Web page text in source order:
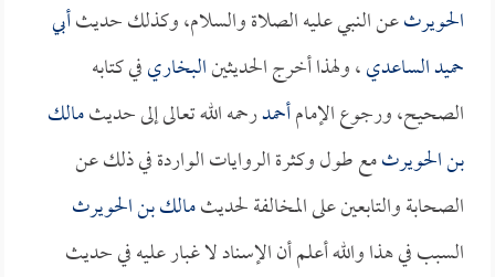
الحويرثعن النبي عليه الصلاة والسلام، وكذلك حديثأبي
حميد الساعدي، ولهذا أخرج الحديثينالبخاريفي كتابه
الصحيح، ورجوع الإمامأحمدرحمه الله تعالى إلى حديثمالك
بن الحويرثمع طول وكثرة الروايات الواردة في ذلك عن
الصحابة والتابعين على المخالفة لحديثمالك بن الحويرث
السبب في هذا والله أعلم أن الإسناد لا غبار عليه في حديث